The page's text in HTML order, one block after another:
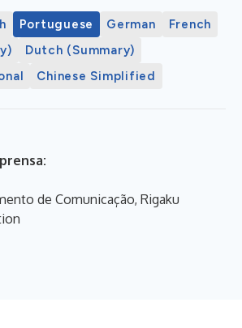
Portuguese German
French
Dutch (Summary)
Chinese Simplified
de Comunicação, Rigaku